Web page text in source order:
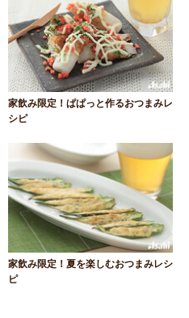
家飲み限定！ぱぱっと作るおつまみレ
シピ
家飲み限定！夏を楽しむおつまみレシ
ピ